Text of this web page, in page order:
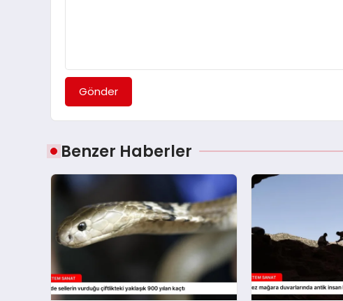
Gönder
Benzer Haberler